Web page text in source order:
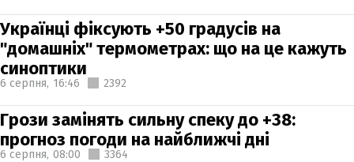
Українці фіксують +50 градусів на
"домашніх" термометрах: що на це кажуть
синоптики
6 серпня, 16:46 2392
Грози замінять сильну спеку до +38:
прогноз погоди на найближчі дні
6 серпня, 08:00 3364